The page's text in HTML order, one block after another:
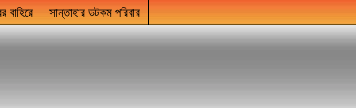
বাহিরে সান্তাহার ডটকম পরিবার